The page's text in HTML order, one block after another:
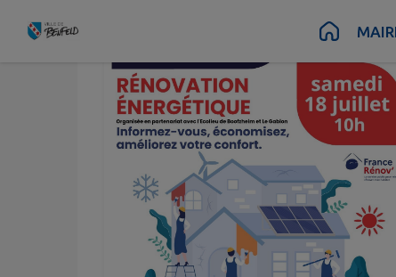
Contenu Pied de page